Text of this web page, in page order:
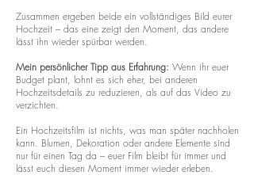
Zusammen ergeben beide ein vollständiges Bild eurer
Hochzeit – das eine zeigt den Moment, das andere
lässt ihn wieder spürbar werden.
Mein persönlicher Tipp aus Erfahrung: Wenn ihr euer
Budget plant, lohnt es sich eher, bei anderen
Hochzeitsdetails zu reduzieren, als auf das Video zu
verzichten.
Ein Hochzeitsfilm ist nichts, was man später nachholen
kann. Blumen, Dekoration oder andere Elemente sind
nur für einen Tag da – euer Film bleibt für immer und
lässt euch diesen Moment immer wieder erleben.